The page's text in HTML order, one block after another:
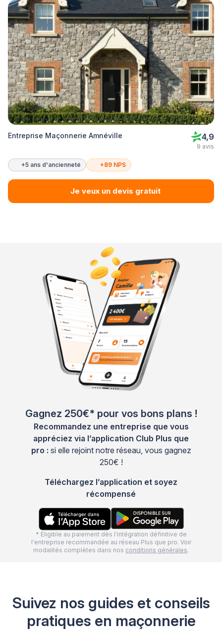
Entreprise Maçonnerie Amnéville 4,9
9 avis
+5 ans d'ancienneté +89 NPS
Je veux un devis gratuit
Gagnez 250€* pour vos bons plans !
Recommandez une entreprise que vous
appréciez via l’application Club Plus que
pro : si elle rejoint notre réseau, vous gagnez
250€ !
Téléchargez l’application et soyez
récompensé
* Eligible au paiement dès l'intégration définitive de
l'entreprise recommandée au réseau Plus que pro. Voir
modalités complètes dans nos conditions générales.
Suivez nos guides et conseils
pratiques en maçonnerie